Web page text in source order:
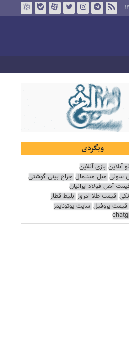
وبگردی
آنلاین بازی آنلاین
سونی مبل مینیمال جراح بینی گوشتی
آهن فولاد ایرانیان
قیمت طلا امروز بلیط قطار
قیمت پروفیل سایت یوتوتایمز